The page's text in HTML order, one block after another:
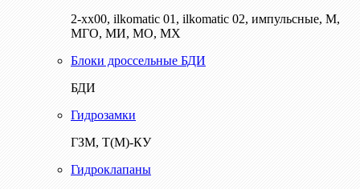
2-хх00, ilkomatic 01, ilkomatic 02, импульсные, М,
МГО, МИ, МО, МХ
Блоки дроссельные БДИ
БДИ
Гидрозамки
ГЗМ, Т(М)-КУ
Гидроклапаны